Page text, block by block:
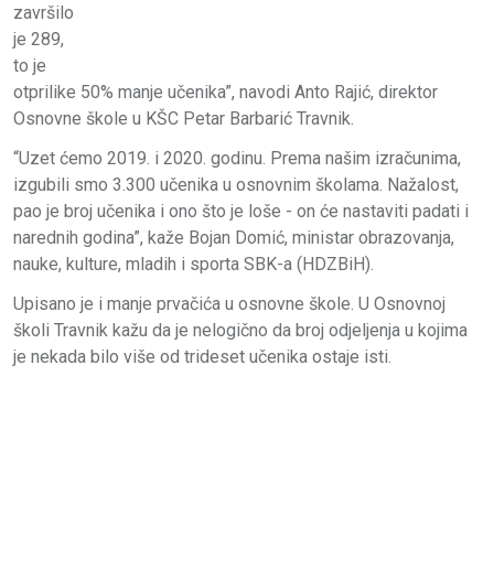
završilo
je 289,
to je
otprilike 50% manje učenika”, navodi Anto Rajić, direktor
Osnovne škole u KŠC Petar Barbarić Travnik.
“Uzet ćemo 2019. i 2020. godinu. Prema našim izračunima,
izgubili smo 3.300 učenika u osnovnim školama. Nažalost,
pao je broj učenika i ono što je loše - on će nastaviti padati i
narednih godina”, kaže Bojan Domić, ministar obrazovanja,
nauke, kulture, mladih i sporta SBK-a (HDZBiH).
Upisano je i manje prvačića u osnovne škole. U Osnovnoj
školi Travnik kažu da je nelogično da broj odjeljenja u kojima
je nekada bilo više od trideset učenika ostaje isti.